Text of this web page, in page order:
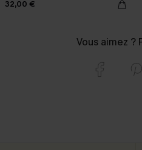
32,00 €
Vous aimez ?